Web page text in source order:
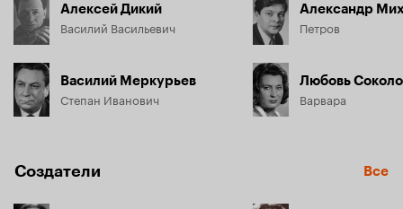
Алексей Дикий
Василий Васильевич
Василий Меркурьев
Степан Иванович
Александр
Петров
Любовь
Варвара
Создатели Все